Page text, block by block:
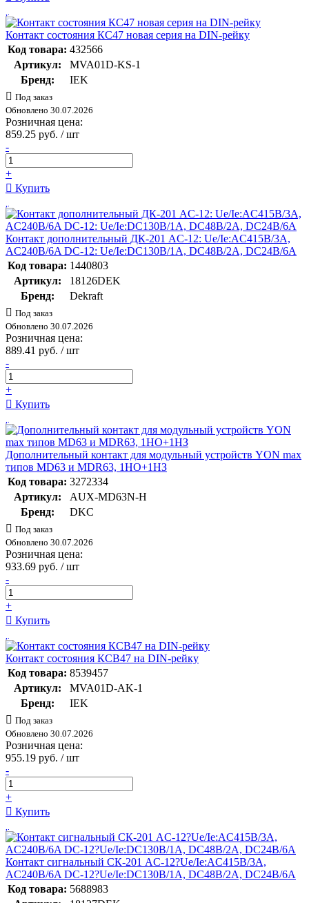
Контакт состояния КС47 новая серия на DIN-рейку
Код товара: 432566
Артикул:
MVA01D-KS-1
Бренд:
IEK
Под заказ
Обновлено 30.07.2026
Розничная цена:
859.25 руб. / шт
-
+
Купить
Контакт дополнительный ДК-201 AC-12: Ue/Ie:AC415В/3A,
AC240В/6A DC-12: Ue/Ie:DC130В/1A, DC48В/2A, DC24В/6A
Код товара: 1440803
Артикул:
18126DEK
Бренд:
Dekraft
Под заказ
Обновлено 30.07.2026
Розничная цена:
889.41 руб. / шт
-
+
Купить
Дополнительный контакт для модульный устройств YON max
типов MD63 и MDR63, 1НО+1НЗ
Код товара: 3272334
Артикул:
AUX-MD63N-H
Бренд:
DKC
Под заказ
Обновлено 30.07.2026
Розничная цена:
933.69 руб. / шт
-
+
Купить
Контакт состояния КСВ47 на DIN-рейку
Код товара: 8539457
Артикул:
MVA01D-AK-1
Бренд:
IEK
Под заказ
Обновлено 30.07.2026
Розничная цена:
955.19 руб. / шт
-
+
Купить
Контакт сигнальный СК-201 AC-12?Ue/Ie:AC415В/3A,
AC240В/6A DC-12?Ue/Ie:DC130В/1A, DC48В/2A, DC24В/6A
Код товара: 5688983